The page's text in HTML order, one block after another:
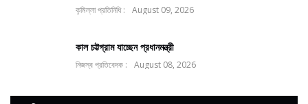
কুমিল্লা প্রতিনিধি : August 09, 2026
কাল চট্টগ্রাম যাচ্ছেন প্রধানমন্ত্রী
নিজস্ব প্রতিবেদক : August 08, 2026